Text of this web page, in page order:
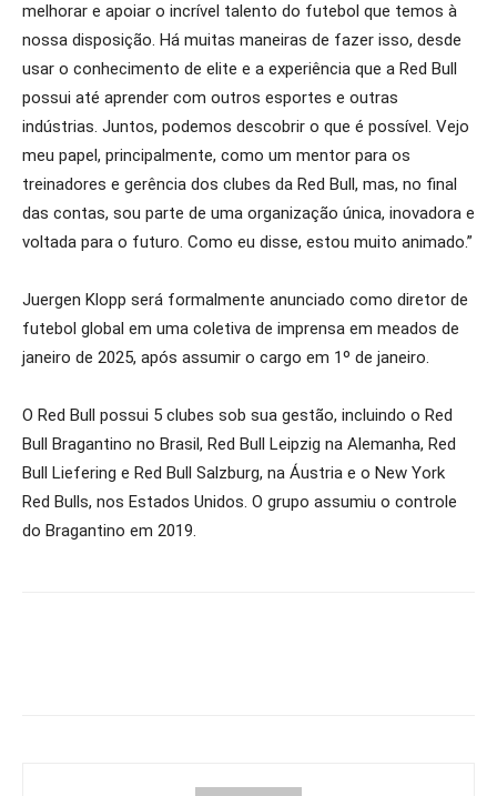
melhorar e apoiar o incrível talento do futebol que temos à
nossa disposição. Há muitas maneiras de fazer isso, desde
usar o conhecimento de elite e a experiência que a Red Bull
possui até aprender com outros esportes e outras
indústrias. Juntos, podemos descobrir o que é possível. Vejo
meu papel, principalmente, como um mentor para os
treinadores e gerência dos clubes da Red Bull, mas, no final
das contas, sou parte de uma organização única, inovadora e
voltada para o futuro. Como eu disse, estou muito animado.”
Juergen Klopp será formalmente anunciado como diretor de
futebol global em uma coletiva de imprensa em meados de
janeiro de 2025, após assumir o cargo em 1º de janeiro.
O Red Bull possui 5 clubes sob sua gestão, incluindo o Red
Bull Bragantino no Brasil, Red Bull Leipzig na Alemanha, Red
Bull Liefering e Red Bull Salzburg, na Áustria e o New York
Red Bulls, nos Estados Unidos. O grupo assumiu o controle
do Bragantino em 2019.